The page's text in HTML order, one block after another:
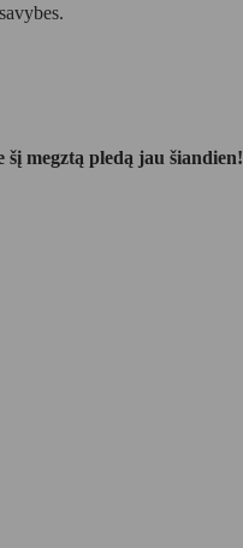
šį megztą pledą jau šiandien!